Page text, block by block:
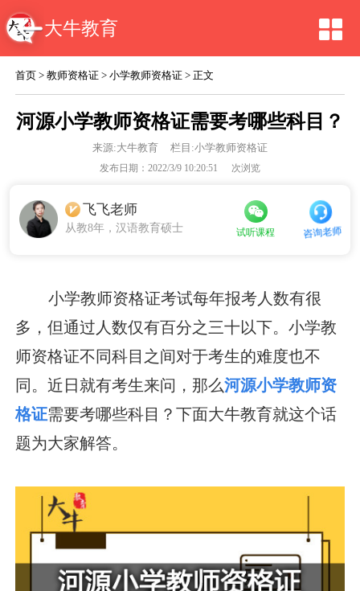
大牛教育
首页 >教师资格证 >小学教师资格证 > 正文
河源小学教师资格证需要考哪些科目？
来源:大牛教育 栏目:小学教师资格证
发布日期：2022/3/9 10:20:51 次浏览
飞飞老师
从教8年，汉语教育硕士 试听课程 咨询老师
小学教师资格证考试每年报考人数有很
多，但通过人数仅有百分之三十以下。小学教
师资格证不同科目之间对于考生的难度也不
同。近日就有考生来问，那么河源小学教师资
格证需要考哪些科目？下面大牛教育就这个话
题为大家解答。